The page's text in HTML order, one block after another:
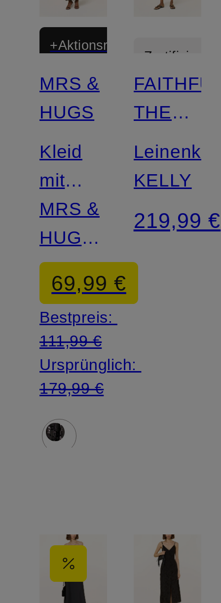
+Aktionsrabatt
MRS &
HUGS
Kleid
mit
Pailletten
MRS &
HUGS
Studio
Collection
69,99 €
Bestpreis:
111,99 €
Ursprünglich:
179,99 €
Zertifiziert
THE
BRAND
KELLY
219,99 €